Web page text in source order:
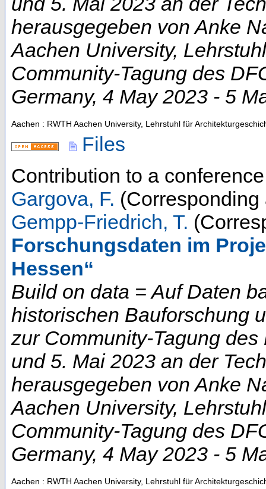
herausgegeben von Anke
Aachen University,
Community-Tagung des
Germany, 4 May 2023 - 5
Aachen : RWTH Aachen University, Lehrstuhl für
Files
Contribution to a
Gargova, F. (Corresponding
Gempp-Friedrich, T.
Forschungsdaten im
Hessen“
Build on data = Auf Daten
historischen Bauforschung
zur Community-Tagung
und 5. Mai 2023 an der
herausgegeben von Anke
Aachen University,
Community-Tagung des
Germany, 4 May 2023 - 5
Aachen : RWTH Aachen University, Lehrstuhl für